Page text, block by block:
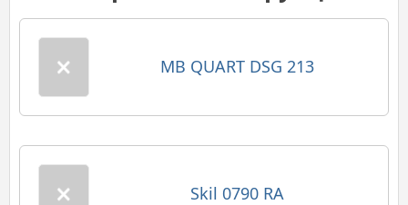
MB QUART DSG 213
Skil 0790 RA